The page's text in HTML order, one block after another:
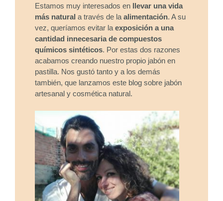
Estamos muy interesados en llevar una vida
más natural a través de la alimentación. A su
vez, queríamos evitar la exposición a una
cantidad innecesaria de compuestos
químicos sintéticos. Por estas dos razones
acabamos creando nuestro propio jabón en
pastilla. Nos gustó tanto y a los demás
también, que lanzamos este blog sobre jabón
artesanal y cosmética natural.